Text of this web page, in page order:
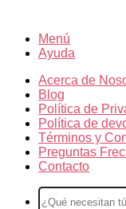
Menú
Ayuda
Acerca de
Blog
Política de
Política de
Términos y
Preguntas
Contacto
Buscar